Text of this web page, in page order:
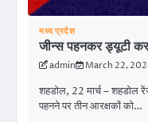
मध्य प्रदेश
जीन्स पहनकर ड्यूटी
admin March 22,
शहडोल, 22 मार्च – शहडोल
पहनने पर तीन आरक्षकों को…